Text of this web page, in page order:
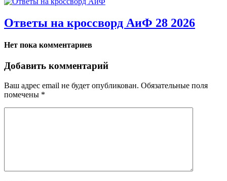
Ответы на кроссворд АиФ 28 2026
Нет пока комментариев
Добавить комментарий
Ваш адрес email не будет опубликован. Обязательные поля
помечены *